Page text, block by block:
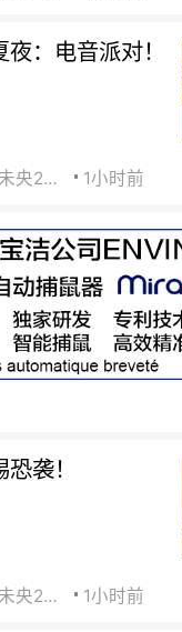
：电音派对！
长乐未央2015 1小时前
袭！
长乐未央2015 1小时前